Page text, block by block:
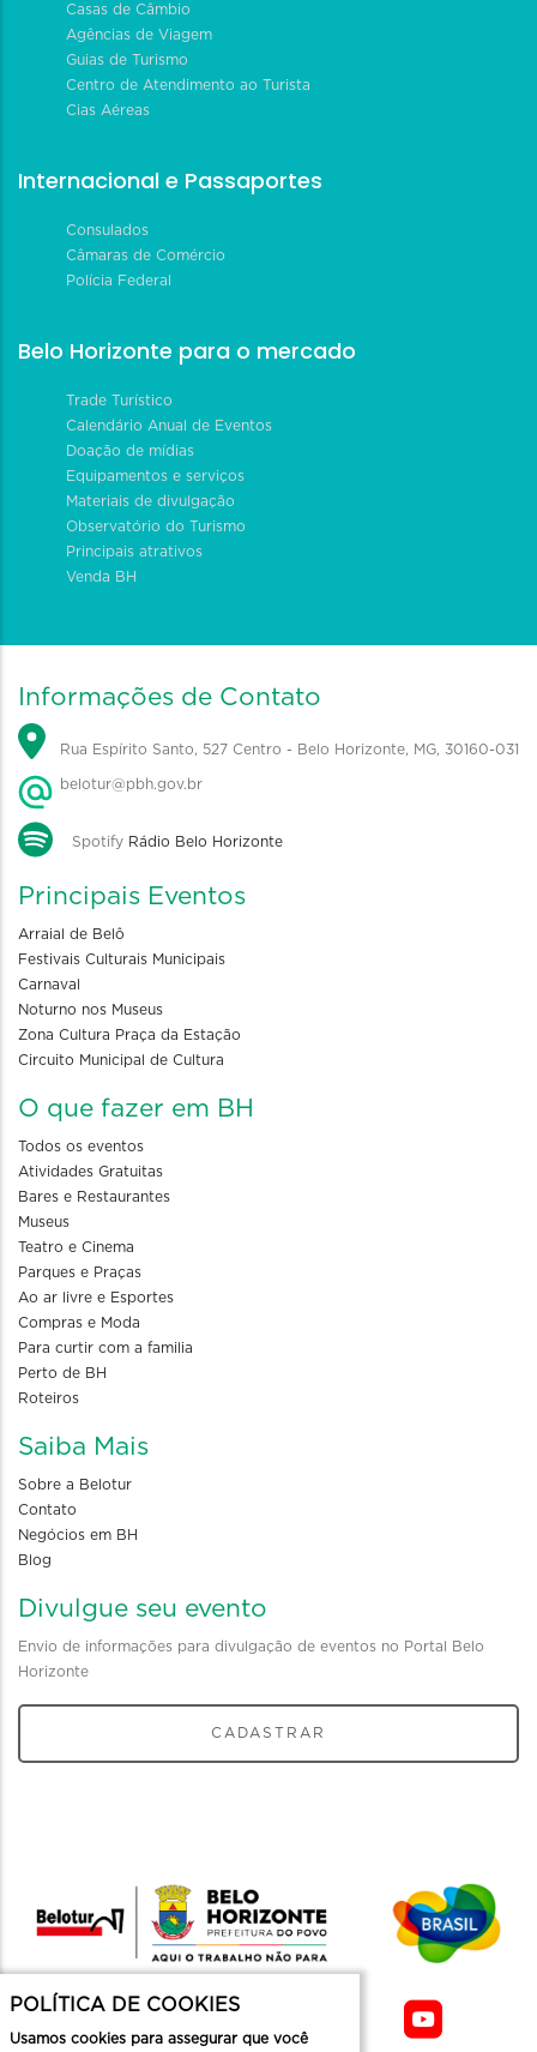
Casas de Câmbio
Agências de Viagem
Guias de Turismo
Centro de Atendimento ao Turista
Cias Aéreas
Internacional e Passaportes
Consulados
Câmaras de Comércio
Polícia Federal
Belo Horizonte para o mercado
Trade Turístico
Calendário Anual de Eventos
Doação de mídias
Equipamentos e serviços
Materiais de divulgação
Observatório do Turismo
Principais atrativos
Venda BH
Informações de Contato
Rua Espírito Santo, 527 Centro - Belo Horizonte, MG, 30160-031
belotur@pbh.gov.br
Spotify Rádio Belo Horizonte
Principais Eventos
Arraial de Belô
Festivais Culturais Municipais
Carnaval
Noturno nos Museus
Zona Cultura Praça da Estação
Circuito Municipal de Cultura
O que fazer em BH
Todos os eventos
Atividades Gratuitas
Bares e Restaurantes
Museus
Teatro e Cinema
Parques e Praças
Ao ar livre e Esportes
Compras e Moda
Para curtir com a familia
Perto de BH
Roteiros
Saiba Mais
Sobre a Belotur
Contato
Negócios em BH
Blog
Divulgue seu evento
Envio de informações para divulgação de eventos no Portal Belo
Horizonte
CADASTRAR
POLÍTICA DE COOKIES
Usamos cookies para assegurar que você